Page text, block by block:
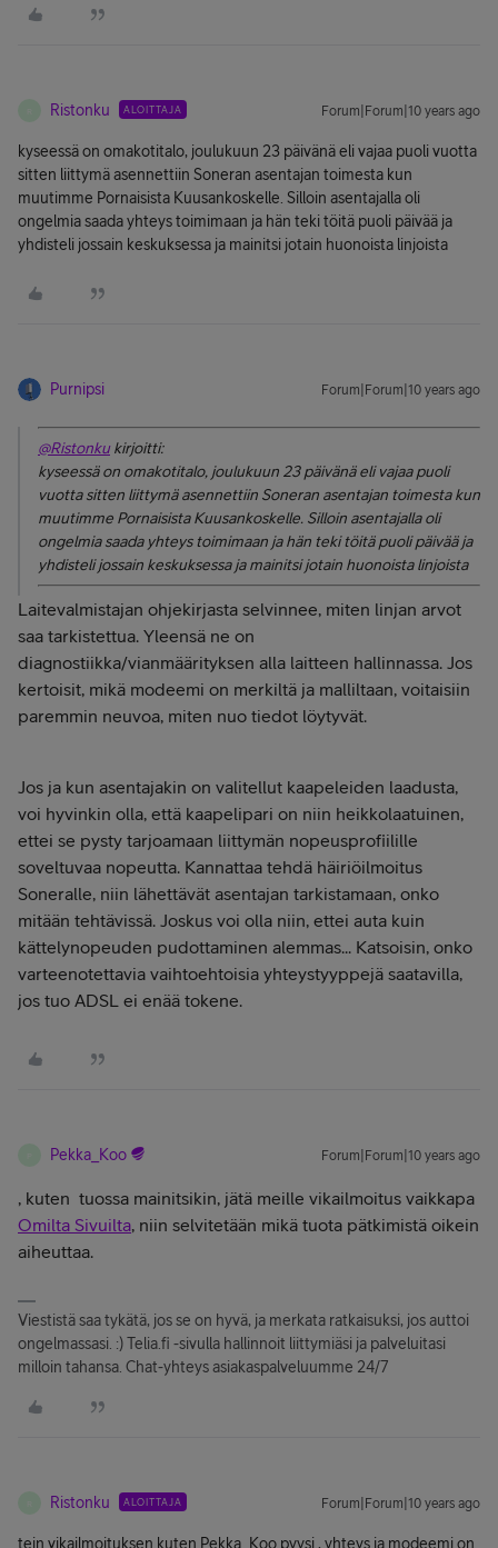
Ristonku ALOITTAJA Forum|Forum|10 years ago
kyseessä on omakotitalo, joulukuun 23 päivänä eli vajaa puoli vuotta
sitten liittymä asennettiin Soneran asentajan toimesta kun
muutimme Pornaisista Kuusankoskelle. Silloin asentajalla oli
ongelmia saada yhteys toimimaan ja hän teki töitä puoli päivää ja
yhdisteli jossain keskuksessa ja mainitsi jotain huonoista linjoista
Purnipsi Forum|Forum|10 years ago
@Ristonkukirjoitti:
kyseessä on omakotitalo, joulukuun 23 päivänä eli vajaa puoli
vuotta sitten liittymä asennettiin Soneran asentajan toimesta kun
muutimme Pornaisista Kuusankoskelle. Silloin asentajalla oli
ongelmia saada yhteys toimimaan ja hän teki töitä puoli päivää ja
yhdisteli jossain keskuksessa ja mainitsi jotain huonoista linjoista
Laitevalmistajan ohjekirjasta selvinnee, miten linjan arvot
saa tarkistettua. Yleensä ne on
diagnostiikka/vianmäärityksen alla laitteen hallinnassa. Jos
kertoisit, mikä modeemi on merkiltä ja malliltaan, voitaisiin
paremmin neuvoa, miten nuo tiedot löytyvät.
Jos ja kun asentajakin on valitellut kaapeleiden laadusta,
voi hyvinkin olla, että kaapelipari on niin heikkolaatuinen,
ettei se pysty tarjoamaan liittymän nopeusprofiilille
soveltuvaa nopeutta. Kannattaa tehdä häiriöilmoitus
Soneralle, niin lähettävät asentajan tarkistamaan, onko
mitään tehtävissä. Joskus voi olla niin, ettei auta kuin
kättelynopeuden pudottaminen alemmas... Katsoisin, onko
varteenotettavia vaihtoehtoisia yhteystyyppejä saatavilla,
jos tuo ADSL ei enää tokene.
Pekka_Koo Forum|Forum|10 years ago
, kuten tuossa mainitsikin, jätä meille vikailmoitus vaikkapa
Omilta Sivuilta, niin selvitetään mikä tuota pätkimistä oikein
aiheuttaa.
Viestistä saa tykätä, jos se on hyvä, ja merkata ratkaisuksi, jos auttoi
ongelmassasi. :) Telia.fi -sivulla hallinnoit liittymiäsi ja palveluitasi
milloin tahansa. Chat-yhteys asiakaspalveluumme 24/7
Ristonku ALOITTAJA Forum|Forum|10 years ago
tein vikailmoituksen kuten Pekka_Koo pyysi., yhteys ja modeemi on